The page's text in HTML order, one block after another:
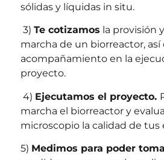
sólidas y líquidas in situ.
3) Te cotizamos la provisión
marcha de un biorreactor, así
acompañamiento en la
proyecto.
4) Ejecutamos el proyecto.
marcha el biorreactor y
microscopio la calidad de tus
5) Medimos para poder